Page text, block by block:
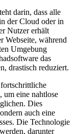
darin, dass alle
der Cloud oder in
Nutzer erhält
Webseite, während
Umgebung
das
drastisch reduziert.
um eine nahtlose
Dies
auch eine
Die Technologie
darunter